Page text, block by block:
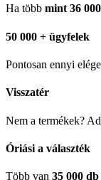
Ha több mint 36
50 000 + ügyfelek
Pontosan ennyi
Visszatér
Nem a termékek?
Óriási a választék
Több van 35 000 db